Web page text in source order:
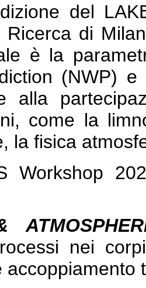
del
Ricerca di
è la
(NWP)
alla
come la
la fisica
Workshop
nei
accoppiamento